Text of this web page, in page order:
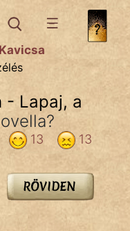
- Lapaj, a
13
13
RÖVIDEN